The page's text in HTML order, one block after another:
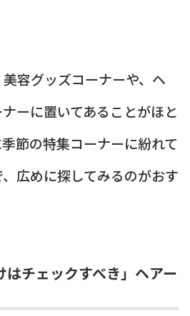
容グッズコーナーや、ヘ
ーに置いてあることがほと
節の特集コーナーに紛れて
広めに探してみるのがおす
チェックすべき」ヘアー